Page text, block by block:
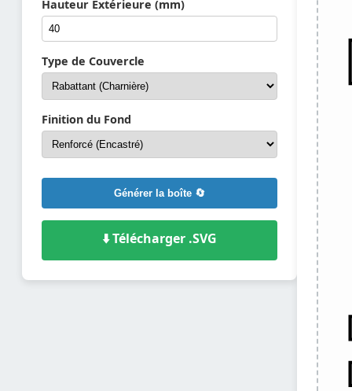
Hauteur Extérieure (mm)
Type de Couvercle
Finition du Fond
Générer la boîte 🔄
⬇️ Télécharger .SVG